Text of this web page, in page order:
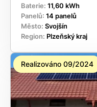
Baterie: 11,60 kWh
Panelů: 14 panelů
Město: Svojšín
Region: Plzeňský kraj
Realizováno 09/2024